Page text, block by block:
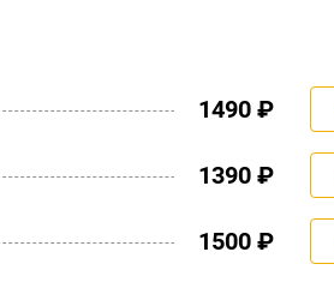
1490 ₽
1390 ₽
1500 ₽